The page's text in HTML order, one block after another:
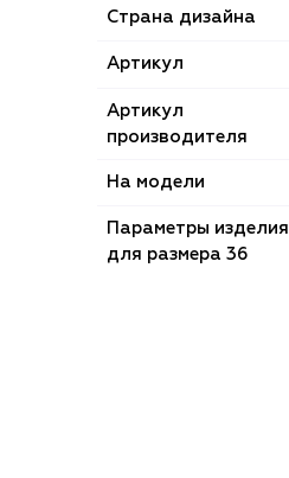
Страна дизайна
Артикул
Артикул
производителя
На модели
Параметры изделия
для размера 36